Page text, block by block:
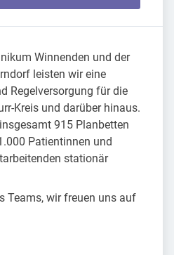
Winnenden und der
leisten wir eine
Regelversorgung für die
Kreis und darüber hinaus.
915 Planbetten
Patientinnen und
stationär
Teams, wir freuen uns auf